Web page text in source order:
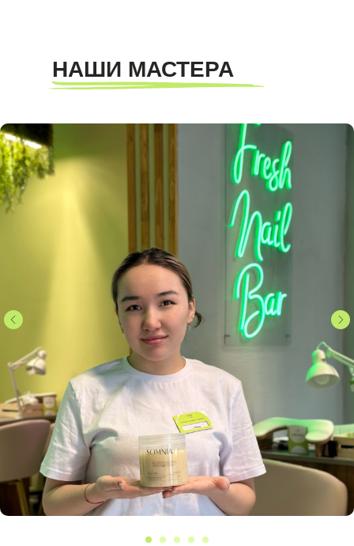
НАШИ МАСТЕРА